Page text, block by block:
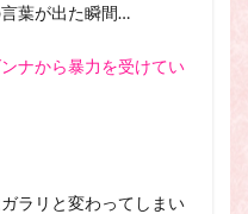
葉が出た瞬間…
ナから暴力を受けてい
ラリと変わってしまい